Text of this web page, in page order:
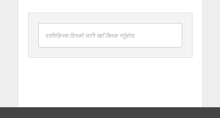
प्रतिक्रिया दिनको लागि यहाँ क्लिक गर्नुहोस्